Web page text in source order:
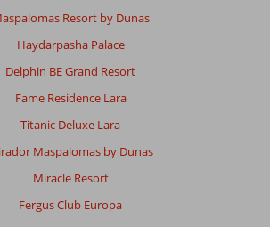
Resort by Dunas
Haydarpasha Palace
Delphin BE Grand Resort
Fame Residence Lara
Titanic Deluxe Lara
Maspalomas by Dunas
Miracle Resort
Fergus Club Europa